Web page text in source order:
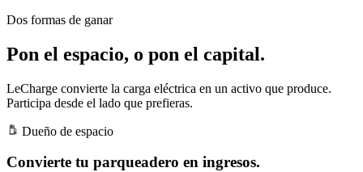
Dos formas de ganar
Pon el espacio, o pon el capital.
LeCharge convierte la carga eléctrica en un activo que produce.
Participa desde el lado que prefieras.
Dueño de espacio
Convierte tu parqueadero en ingresos.